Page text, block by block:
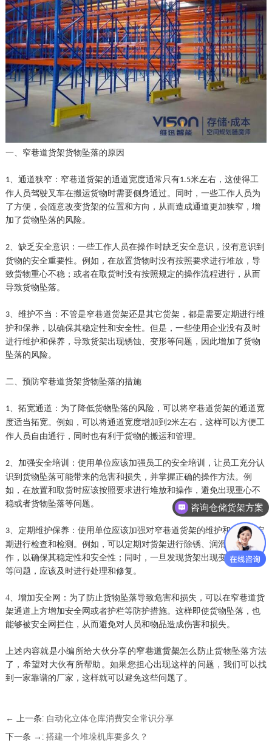
一、窄巷道货架货物坠落的原因
1、 通道狭窄：窄巷道货架的通道宽度通常只有1.5米左右，这使得工
作人员驾驶叉车在搬运货物时需要侧身通过。同时，一些工作人员为
了方便，会随意改变货架的位置和方向，从而造成通道更加狭窄，增
加了货物坠落的风险。
2、 缺乏安全意识：一些工作人员在操作时缺乏安全意识，没有意识到
货物的安全重要性。例如，在放置货物时没有按照要求进行堆放，导
致货物重心不稳；或者在取货时没有按照规定的操作流程进行， 从而
导致货物坠落。
3、 维护不当： 不管是窄巷道货架还是其它货架，都是需要定期进行维
护和保养，以确保其稳定性和安全性。但是，一些使用企业没有及时
进行维护和保养，导致货架出现锈蚀、变形等问题， 因此增加了货物
坠落的风险。
二、预防窄巷道货架货物坠落的措施
1、 拓宽通道：为了降低货物坠落的风险，可以将窄巷道货架的通道宽
度适当拓宽。例如，可以将通道宽度增加到 2米左右，这样可以方便工
作人员自由通行，同时也有利于货物的搬运和管理。
2、 加强安全培训：使用单位应该加强员工的安全培训，让员工充分认
识到货物坠落可能带来的危害和损失，并掌握正确的操作方法。例
如，在放置和取货时应该按照要求进行堆放和操作，避免出现重心不
稳或者货物坠落等问题。
3、 定期维护保养：使用单位应该加强对窄巷道货架的维护和保养，定
期进行检查和检测。例如，可以定期对货架进行除锈、润滑等保养工
作，以确保其稳定性和安全性；同时，一旦发现货架出现变形、锈蚀
等问题，应该及时进行处理和修复。
4、 增加安全网：为了防止货物坠落导致危害和损失，可以在窄巷道货
架通道上方增加安全网或者护栏等防护措施。这样即使货物坠落，也
能够被安全网拦住，从而避免对人员和物品造成伤害和损失。
上述内容就是小编所给大伙分享的窄巷道货架怎么防止货物坠落方法
了，希望对大伙有所帮助。如果您担心出现这样的问题，我们可以找
到一家靠谱的厂家，这样就可以避免这些问题了。
← 上一条: 自动化立体仓库消费安全常识分享
下一条 →: 搭建一个堆垛机库要多久？
咨询仓储货架方案